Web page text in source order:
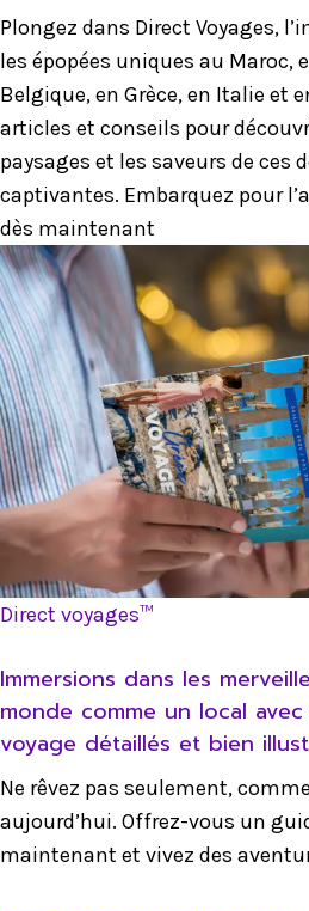
Plongez dans Direct Voyages,
les épopées uniques au Maroc,
Belgique, en Grèce, en Italie et
articles et conseils pour
paysages et les saveurs de ces
captivantes. Embarquez pour
dès maintenant
Direct voyages™
Immersions dans les
monde comme un local
voyage détaillés et bien
Ne rêvez pas seulement,
aujourd’hui. Offrez-vous un
maintenant et vivez des